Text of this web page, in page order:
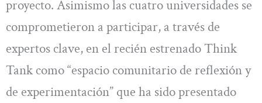
proyecto. Asimismo las cuatro universidades se
comprometieron a participar, a través de
expertos clave, en el recién estrenado Think
Tank como “espacio comunitario de reflexión y
de experimentación” que ha sido presentado